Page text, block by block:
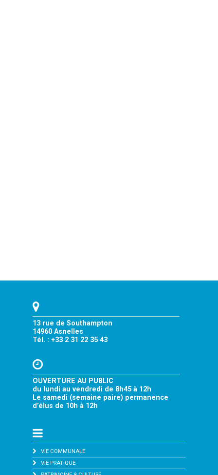
13 rue de Southampton
14960 Asnelles
Tél. : +33 2 31 22 35 43
OUVERTURE AU PUBLIC
du lundi au vendredi de 8h45 à 12h
Le samedi (semaine paire) permanence
d’élus de 10h à 12h
VIE COMMUNALE
VIE PRATIQUE